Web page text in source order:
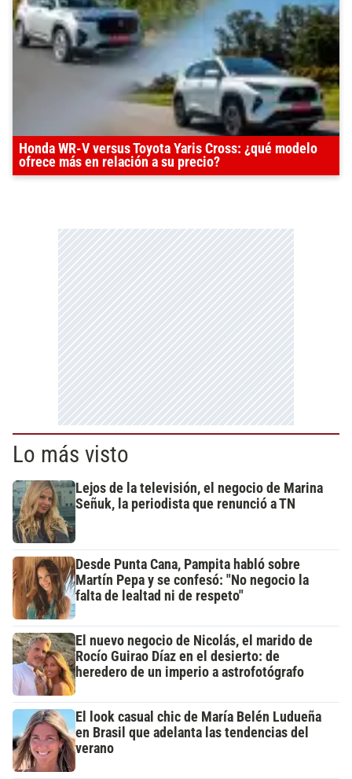
Honda WR-V versus Toyota Yaris Cross: ¿qué modelo
ofrece más en relación a su precio?
Lo más visto
Lejos de la televisión, el negocio de Marina
Señuk, la periodista que renunció a TN
Desde Punta Cana, Pampita habló sobre
Martín Pepa y se confesó: "No negocio la
falta de lealtad ni de respeto"
El nuevo negocio de Nicolás, el marido de
Rocío Guirao Díaz en el desierto: de
heredero de un imperio a astrofotógrafo
El look casual chic de María Belén Ludueña
en Brasil que adelanta las tendencias del
verano